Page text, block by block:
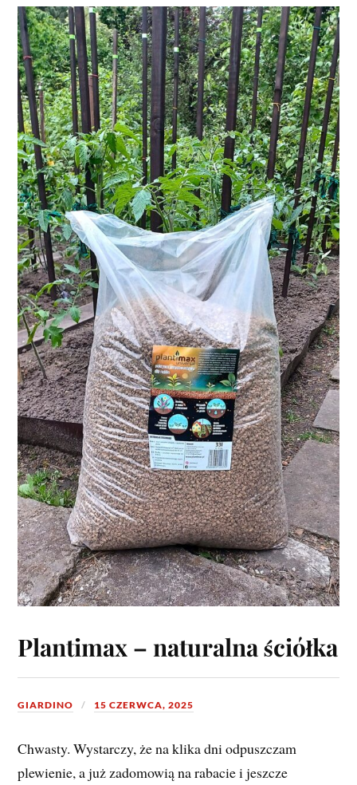
Plantimax – naturalna ściółka
GIARDINO 15 CZERWCA, 2025
Chwasty. Wystarczy, że na klika dni odpuszczam
plewienie, a już zadomowią na rabacie i jeszcze